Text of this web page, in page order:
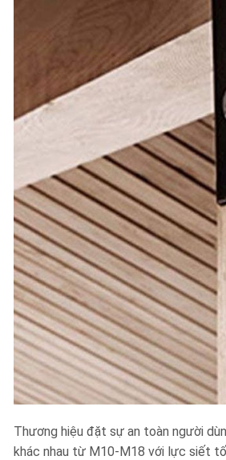
Thương hiệu đặt sự an toàn người
khác nhau từ M10-M18 với lực siết